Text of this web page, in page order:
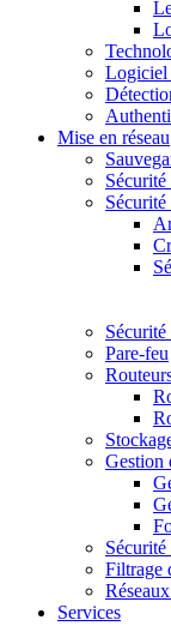
Logiciel
Mise en réseau
Pare-feu
Gestion
Filtrage
Services